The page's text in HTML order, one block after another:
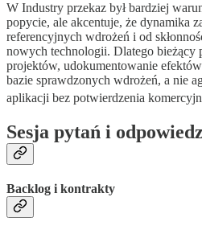
W Industry przekaz był bardziej
popycie, ale akcentuje, że dynamika
referencyjnych wdrożeń i od
nowych technologii. Dlatego bieżący
projektów, udokumentowanie
bazie sprawdzonych wdrożeń, a nie
aplikacji bez potwierdzenia
Sesja pytań i
Backlog i kontrakty